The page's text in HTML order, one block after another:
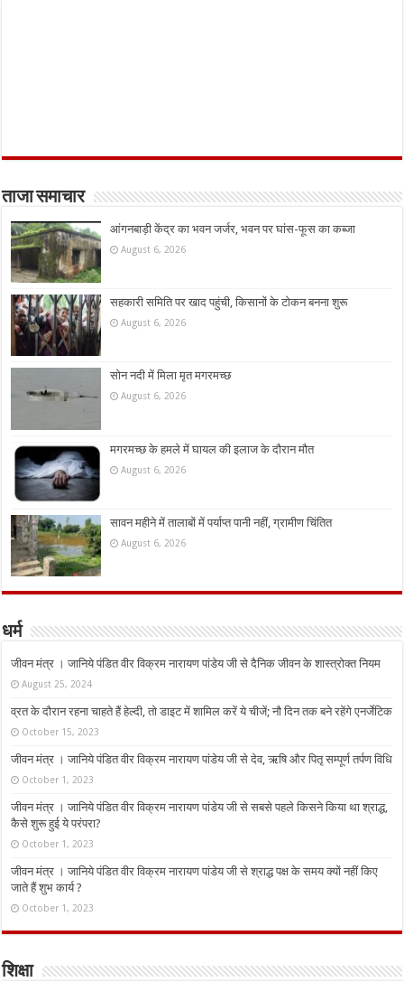
ताजा समाचार
आंगनबाड़ी केंद्र का भवन जर्जर, भवन पर घांस-फूस का कब्जा
August 6, 2026
सहकारी समिति पर खाद पहुंची, किसानों के टोकन बनना शुरू
August 6, 2026
सोन नदी में मिला मृत मगरमच्छ
August 6, 2026
मगरमच्छ के हमले में घायल की इलाज के दौरान मौत
August 6, 2026
सावन महीने में तालाबों में पर्याप्त पानी नहीं, ग्रामीण चिंतित
August 6, 2026
धर्म
जीवन मंत्र । जानिये पंडित वीर विक्रम नारायण पांडेय जी से दैनिक जीवन के शास्त्रोक्त नियम
August 25, 2024
व्रत के दौरान रहना चाहते हैं हेल्दी, तो डाइट में शामिल करें ये चीजें; नौ दिन तक बने रहेंगे एनर्जेटिक
October 15, 2023
जीवन मंत्र । जानिये पंडित वीर विक्रम नारायण पांडेय जी से देव, ऋषि और पितृ सम्पूर्ण तर्पण विधि
October 1, 2023
जीवन मंत्र । जानिये पंडित वीर विक्रम नारायण पांडेय जी से सबसे पहले किसने किया था श्राद्ध,
कैसे शुरू हुई ये परंपरा?
October 1, 2023
जीवन मंत्र । जानिये पंडित वीर विक्रम नारायण पांडेय जी से श्राद्ध पक्ष के समय क्यों नहीं किए
जाते हैं शुभ कार्य ?
October 1, 2023
शिक्षा